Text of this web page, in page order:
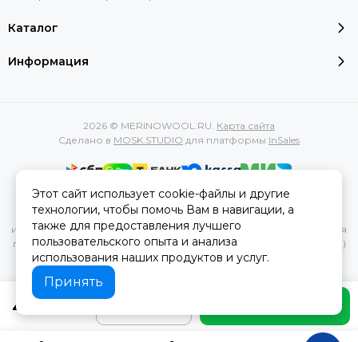
425 ₽
Каталог
Информация
2026 © MERINOWOOL.RU. Карта сайта
Сделано в MOSK.STUDIO для платформы InSales
Вся представленная на сайте информация, касающаяся
характеристик, стоимости товаров и услуг, носит
информационный характер и ни при каких условиях не является
публичной офертой, определяемой положениями Статьи 437(2)
Гражданского кодекса РФ.
Этот сайт использует cookie-файлы и другие
технологии, чтобы помочь Вам в навигации, а
также для предоставления лучшего
пользовательского опыта и анализа
использования наших продуктов и услуг.
Принять